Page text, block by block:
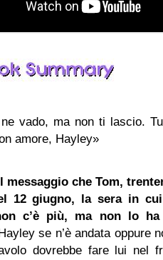
vado, ma non ti lascio.
amore, Hayley»
messaggio che Tom,
12 giugno, la sera in
c’è più, ma non lo ha
se n’è andata oppure
dovrebbe fare lui nel